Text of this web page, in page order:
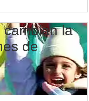
el barrio Padre Varela y
con una gran victoria
ANSES para acceder al
avanzan con su
cambian la
de